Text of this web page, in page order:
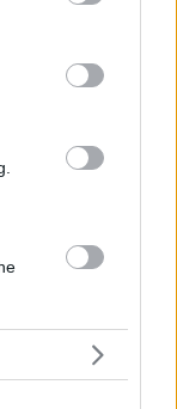
party tags to
below Google